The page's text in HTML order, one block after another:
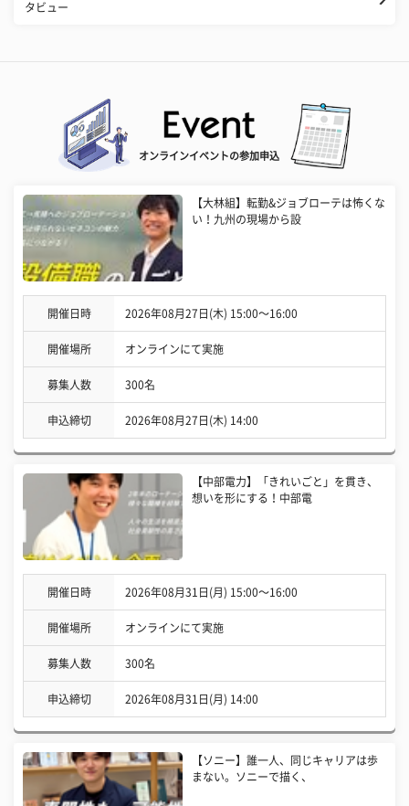
タビュー
オンラインイベントの参加申込
【大林組】転勤&ジョブローテは怖くな
い！九州の現場から設
開催日時 2026年08月27日(木) 15:00〜16:00
開催場所 オンラインにて実施
募集人数 300名
申込締切 2026年08月27日(木) 14:00
【中部電力】「きれいごと」を貫き、
想いを形にする！中部電
開催日時 2026年08月31日(月) 15:00〜16:00
開催場所 オンラインにて実施
募集人数 300名
申込締切 2026年08月31日(月) 14:00
【ソニー】誰一人、同じキャリアは歩
まない。ソニーで描く、